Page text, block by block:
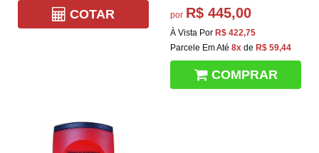
COTAR por R$ 445,00
À Vista Por R$ 422,75
Parcele Em Até 8x de R$ 59,44
COMPRAR